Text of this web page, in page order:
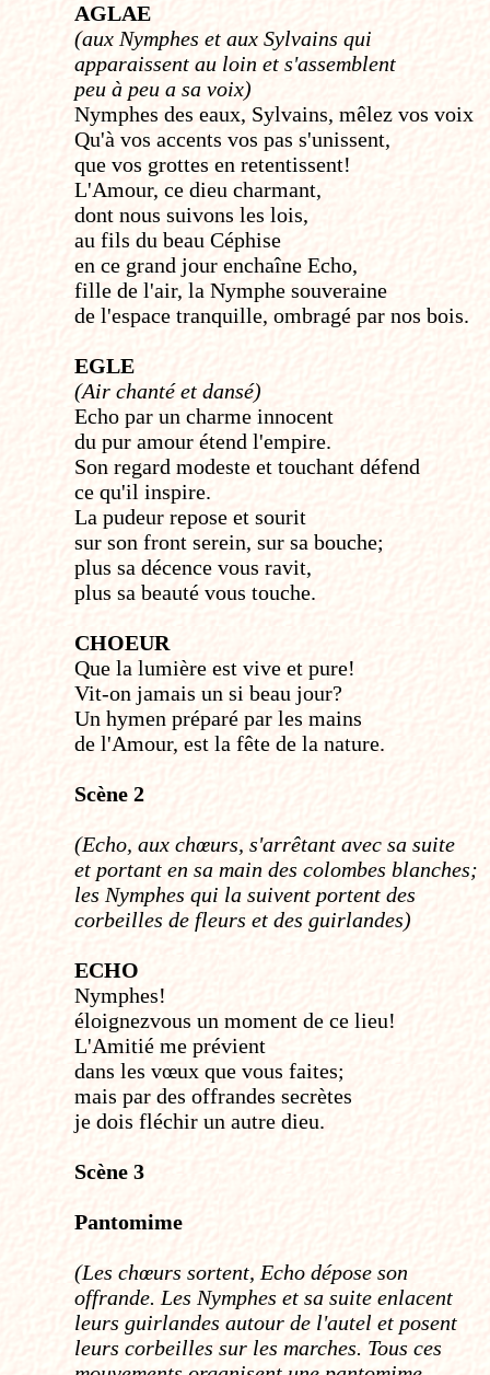
AGLAE
(aux Nymphes et aux Sylvains qui
apparaissent au loin et s'assemblent
peu à peu a sa voix)
Nymphes des eaux, Sylvains, mêlez vos voix
Qu'à vos accents vos pas s'unissent,
que vos grottes en retentissent!
L'Amour, ce dieu charmant,
dont nous suivons les lois,
au fils du beau Céphise
en ce grand jour enchaîne Echo,
fille de l'air, la Nymphe souveraine
de l'espace tranquille, ombragé par nos bois.
EGLE
(Air chanté et dansé)
Echo par un charme innocent
du pur amour étend l'empire.
Son regard modeste et touchant défend
ce qu'il inspire.
La pudeur repose et sourit
sur son front serein, sur sa bouche;
plus sa décence vous ravit,
plus sa beauté vous touche.
CHOEUR
Que la lumière est vive et pure!
Vit-on jamais un si beau jour?
Un hymen préparé par les mains
de l'Amour, est la fête de la nature.
Scène 2
(Echo, aux chœurs, s'arrêtant avec sa suite
et portant en sa main des colombes blanches;
les Nymphes qui la suivent portent des
corbeilles de fleurs et des guirlandes)
ECHO
Nymphes!
éloignez­vous un moment de ce lieu!
L'Amitié me prévient
dans les vœux que vous faites;
mais par des offrandes secrètes
je dois fléchir un autre dieu.
Scène 3
Pantomime
(Les chœurs sortent, Echo dépose son
offrande. Les Nymphes et sa suite enlacent
leurs guirlandes autour de l'autel et posent
leurs corbeilles sur les marches. Tous ces